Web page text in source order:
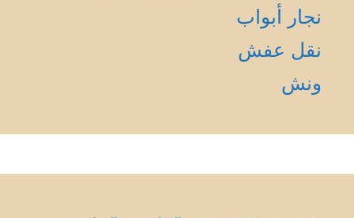
نجار أبواب
نقل عفش
ونش